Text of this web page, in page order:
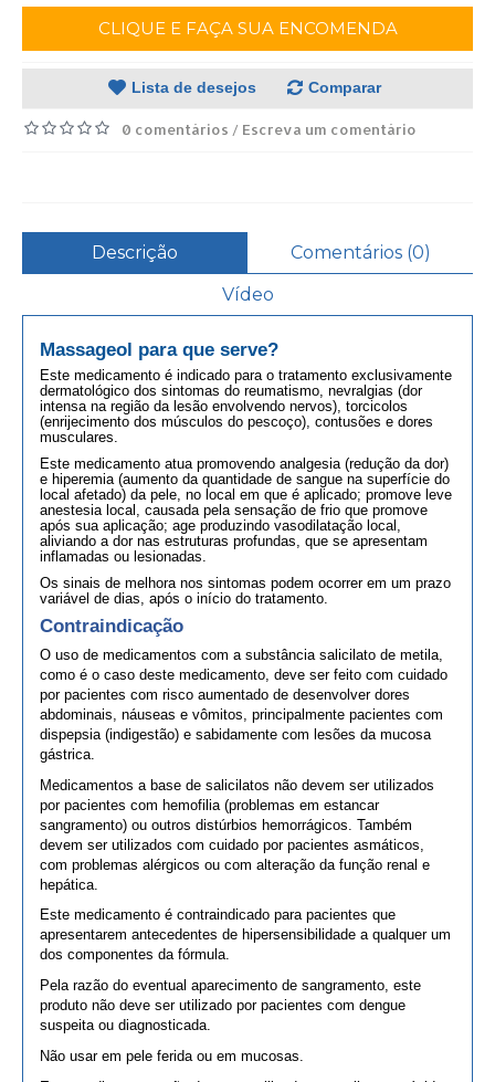
CLIQUE E FAÇA SUA ENCOMENDA
Lista de desejos Comparar
0 comentários / Escreva um comentário
Descrição
Comentários (0)
Vídeo
Massageol para que serve?
Este medicamento é indicado para o tratamento exclusivamente
dermatológico dos sintomas do reumatismo, nevralgias (dor
intensa na região da lesão envolvendo nervos), torcicolos
(enrijecimento dos músculos do pescoço), contusões e dores
musculares.
Este medicamento atua promovendo analgesia (redução da dor)
e hiperemia (aumento da quantidade de sangue na superfície do
local afetado) da pele, no local em que é aplicado; promove leve
anestesia local, causada pela sensação de frio que promove
após sua aplicação; age produzindo vasodilatação local,
aliviando a dor nas estruturas profundas, que se apresentam
inflamadas ou lesionadas.
Os sinais de melhora nos sintomas podem ocorrer em um prazo
variável de dias, após o início do tratamento.
Contraindicação
O uso de medicamentos com a substância salicilato de metila,
como é o caso deste medicamento, deve ser feito com cuidado
por pacientes com risco aumentado de desenvolver dores
abdominais, náuseas e vômitos, principalmente pacientes com
dispepsia (indigestão) e sabidamente com lesões da mucosa
gástrica.
Medicamentos a base de salicilatos não devem ser utilizados
por pacientes com hemofilia (problemas em estancar
sangramento) ou outros distúrbios hemorrágicos. Também
devem ser utilizados com cuidado por pacientes asmáticos,
com problemas alérgicos ou com alteração da função renal e
hepática.
Este medicamento é contraindicado para pacientes que
apresentarem antecedentes de hipersensibilidade a qualquer um
dos componentes da fórmula.
Pela razão do eventual aparecimento de sangramento, este
produto não deve ser utilizado por pacientes com dengue
suspeita ou diagnosticada.
Não usar em pele ferida ou em mucosas.